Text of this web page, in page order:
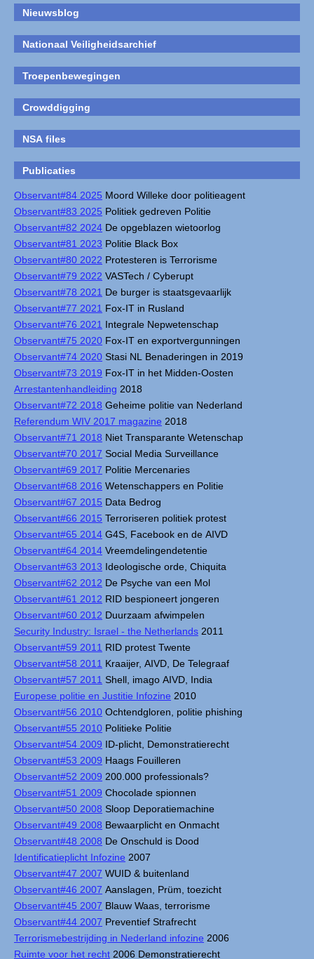
Nieuwsblog
Nationaal Veiligheidsarchief
Troepenbewegingen
Crowddigging
NSA files
Publicaties
Observant#84 2025 Moord Willeke door politieagent
Observant#83 2025 Politiek gedreven Politie
Observant#82 2024 De opgeblazen wietoorlog
Observant#81 2023 Politie Black Box
Observant#80 2022 Protesteren is Terrorisme
Observant#79 2022 VASTech / Cyberupt
Observant#78 2021 De burger is staatsgevaarlijk
Observant#77 2021 Fox-IT in Rusland
Observant#76 2021 Integrale Nepwetenschap
Observant#75 2020 Fox-IT en exportvergunningen
Observant#74 2020 Stasi NL Benaderingen in 2019
Observant#73 2019 Fox-IT in het Midden-Oosten
Arrestantenhandleiding 2018
Observant#72 2018 Geheime politie van Nederland
Referendum WIV 2017 magazine 2018
Observant#71 2018 Niet Transparante Wetenschap
Observant#70 2017 Social Media Surveillance
Observant#69 2017 Politie Mercenaries
Observant#68 2016 Wetenschappers en Politie
Observant#67 2015 Data Bedrog
Observant#66 2015 Terroriseren politiek protest
Observant#65 2014 G4S, Facebook en de AIVD
Observant#64 2014 Vreemdelingendetentie
Observant#63 2013 Ideologische orde, Chiquita
Observant#62 2012 De Psyche van een Mol
Observant#61 2012 RID bespioneert jongeren
Observant#60 2012 Duurzaam afwimpelen
Security Industry: Israel - the Netherlands 2011
Observant#59 2011 RID protest Twente
Observant#58 2011 Kraaijer, AIVD, De Telegraaf
Observant#57 2011 Shell, imago AIVD, India
Europese politie en Justitie Infozine 2010
Observant#56 2010 Ochtendgloren, politie phishing
Observant#55 2010 Politieke Politie
Observant#54 2009 ID-plicht, Demonstratierecht
Observant#53 2009 Haags Fouilleren
Observant#52 2009 200.000 professionals?
Observant#51 2009 Chocolade spionnen
Observant#50 2008 Sloop Deporatiemachine
Observant#49 2008 Bewaarplicht en Onmacht
Observant#48 2008 De Onschuld is Dood
Identificatieplicht Infozine 2007
Observant#47 2007 WUID & buitenland
Observant#46 2007 Aanslagen, Prüm, toezicht
Observant#45 2007 Blauw Waas, terrorisme
Observant#44 2007 Preventief Strafrecht
Terrorismebestrijding in Nederland infozine 2006
Ruimte voor het recht 2006 Demonstratierecht